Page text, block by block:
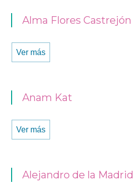
Alma Flores Castrejón
Ver más
Anam Kat
Ver más
Alejandro de la Madrid